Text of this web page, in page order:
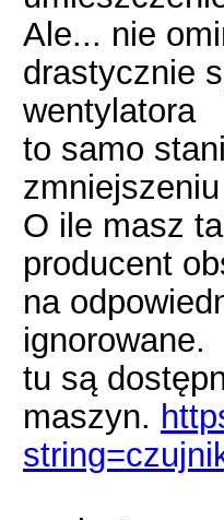
Ale... nie
drastycznie
wentylatora
to samo
O ile masz
producent
na
ignorowane.
tu są
maszyn.